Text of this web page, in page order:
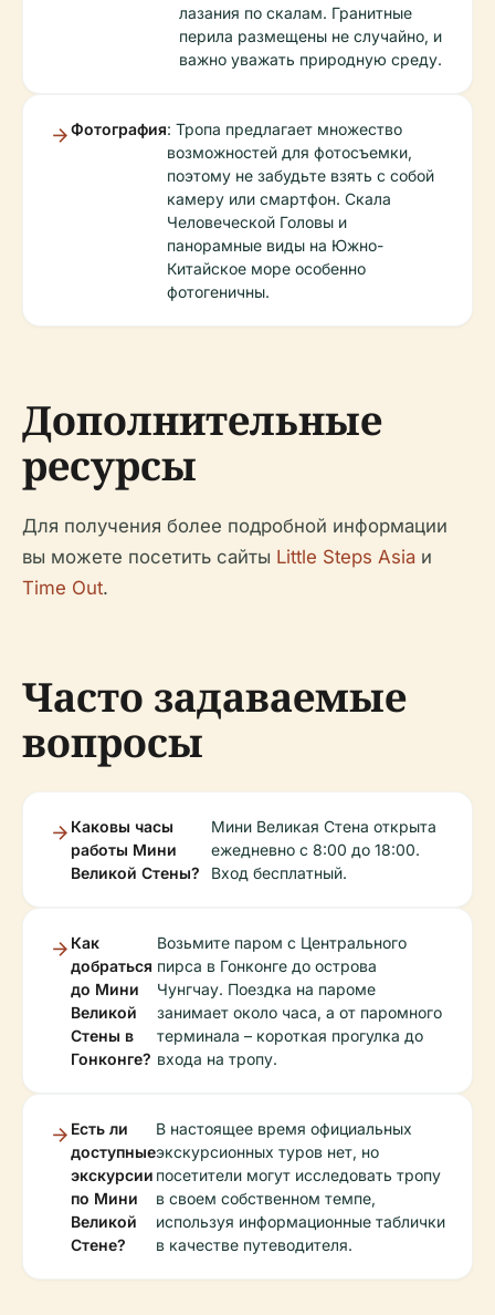
лазания по скалам. Гранитные
перила размещены не случайно, и
важно уважать природную среду.
Фотография: Тропа предлагает множество
возможностей для фотосъемки,
поэтому не забудьте взять с собой
камеру или смартфон. Скала
Человеческой Головы и
панорамные виды на Южно-
Китайское море особенно
фотогеничны.
Дополнительные
ресурсы
Для получения более подробной информации
вы можете посетить сайты Little Steps Asia и
Time Out.
Часто задаваемые
вопросы
Каковы часы
работы Мини
Великой Стены?
Мини Великая Стена открыта
ежедневно с 8:00 до 18:00.
Вход бесплатный.
Как
добраться
до Мини
Великой
Стены в
Гонконге?
Возьмите паром с Центрального
пирса в Гонконге до острова
Чунгчау. Поездка на пароме
занимает около часа, а от паромного
терминала – короткая прогулка до
входа на тропу.
Есть ли
доступные
экскурсии
по Мини
Великой
Стене?
В настоящее время официальных
экскурсионных туров нет, но
посетители могут исследовать тропу
в своем собственном темпе,
используя информационные таблички
в качестве путеводителя.